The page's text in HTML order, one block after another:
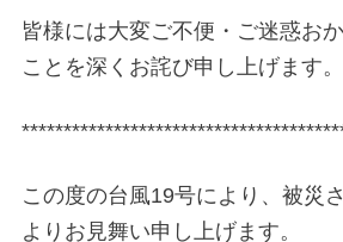
皆様には大変ご不便・ご迷惑お
ことを深くお詫び申し上げます。
この度の台風19号により、被災
よりお見舞い申し上げます。